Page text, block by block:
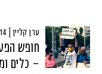
ערן קליין | 14 באוקטובר 2025
חופש
– כלים